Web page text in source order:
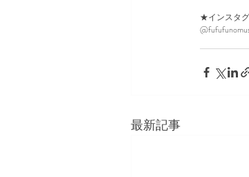
★インスタ
最新記事